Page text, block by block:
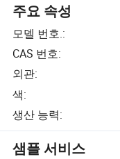
주요 속성
모델 번호.:
CAS 번호:
외관:
색:
생산 능력:
샘플 서비스